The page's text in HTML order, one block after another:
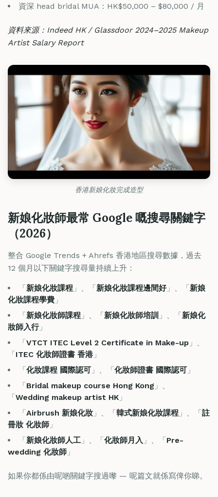
資深 head bridal MUA：HK$50,000 – $80,000 / 月
資料來源：Indeed HK / Glassdoor 2024–2025 Makeup
Artist Salary Report
香港新娘化妝完成造型
新娘化妝師最常 Google 嘅搜尋關鍵字
（2026）
整合 Google Trends + Ahrefs 香港地區搜尋數據，過去
12 個月以下關鍵字搜尋量持續上升：
「新娘化妝課程 」、「新娘化妝課程邊間好」、「新娘
化妝課程學費 」
「新娘化妝師課程 」、「新娘化妝師培訓 」、「新娘化
妝師入行」
「VTCT ITEC Level 2 Certificate in Make-up 」、
「ITEC 化妝師證書 香港」
「化妝課程 國際認可 」、「化妝師證書 國際認可 」
「Bridal makeup course Hong Kong 」、
「Wedding makeup artist HK 」
「Airbrush 新娘化妝 」、「韓式新娘化妝課程 」、「註
冊妝 化妝師 」
「新娘化妝師人工 」、「化妝師月入 」、「Pre-
wedding 化妝師 」
如果你都係由呢啲關鍵字搜過嚟 — 呢篇文就係寫俾你睇。